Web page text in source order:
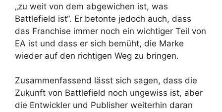
„zu weit von dem abgewichen ist, was
Battlefield ist“. Er betonte jedoch auch, dass
das Franchise immer noch ein wichtiger Teil von
EA ist und dass er sich bemüht, die Marke
wieder auf den richtigen Weg zu bringen.
Zusammenfassend lässt sich sagen, dass die
Zukunft von Battlefield noch ungewiss ist, aber
die Entwickler und Publisher weiterhin daran